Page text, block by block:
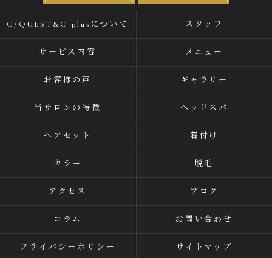
C/QUEST&C-plusについて スタッフ
サービス内容 メニュー
お客様の声 ギャラリー
当サロンの特徴 ヘッドスパ
ヘアセット 着付け
カラー 脱毛
アクセス ブログ
コラム お問い合わせ
プライバシーポリシー サイトマップ